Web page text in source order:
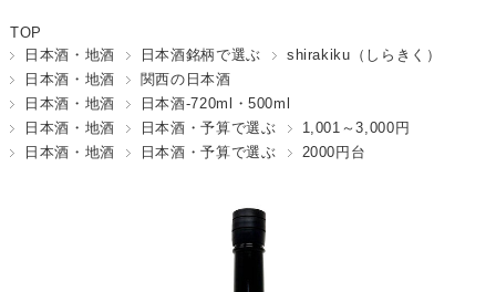
TOP
日本酒・地酒
日本酒銘柄で選ぶ
shirakiku（しらきく）
日本酒・地酒
関西の日本酒
日本酒・地酒
日本酒-720ml・500ml
日本酒・地酒
日本酒・予算で選ぶ
1,001～3,000円
日本酒・地酒
日本酒・予算で選ぶ 2000円台